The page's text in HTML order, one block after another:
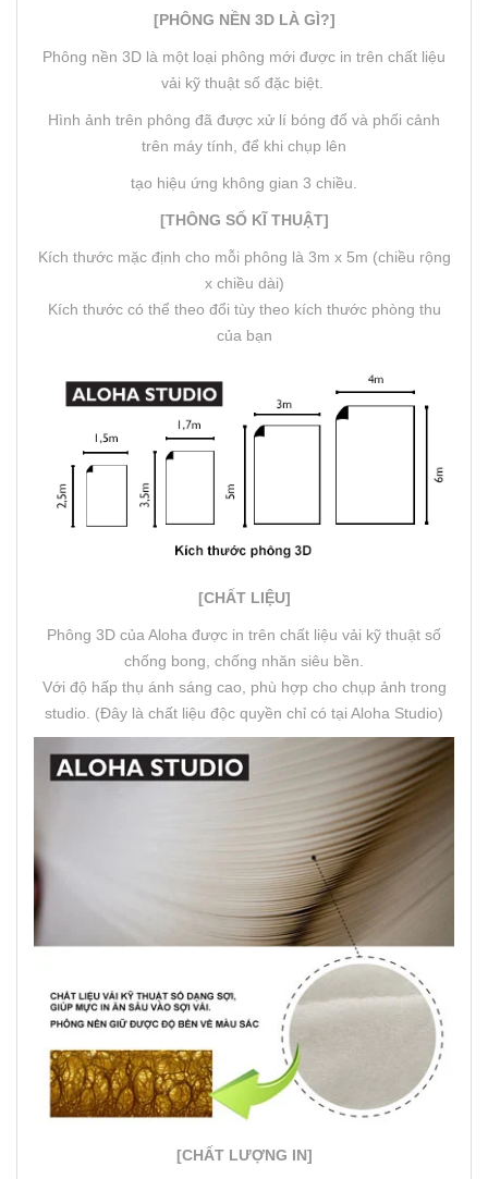
[PHÔNG NỀN 3D LÀ GÌ?]
Phông nền 3D là một loại phông mới được in trên chất liệu
vải kỹ thuật số đặc biệt.
Hình ảnh trên phông đã được xử lí bóng đổ và phối cảnh
trên máy tính, để khi chụp lên
tạo hiệu ứng không gian 3 chiều.
[THÔNG SỐ KĨ THUẬT]
Kích thước mặc định cho mỗi phông là 3m x 5m (chiều rộng
x chiều dài)
Kích thước có thể theo đổi tùy theo kích thước phòng thu
của bạn
[CHẤT LIỆU]
Phông 3D của Aloha được in trên chất liệu vải kỹ thuật số
chống bong, chống nhăn siêu bền.
Với độ hấp thụ ánh sáng cao, phù hợp cho chụp ảnh trong
studio. (Đây là chất liệu độc quyền chỉ có tại Aloha Studio)
[CHẤT LƯỢNG IN]